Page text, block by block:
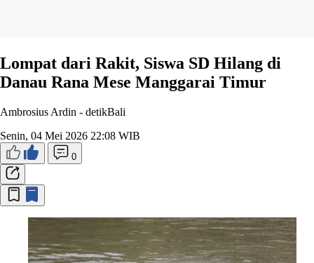
Lompat dari Rakit, Siswa SD Hilang di
Danau Rana Mese Manggarai Timur
Ambrosius Ardin - detikBali
Senin, 04 Mei 2026 22:08 WIB
0